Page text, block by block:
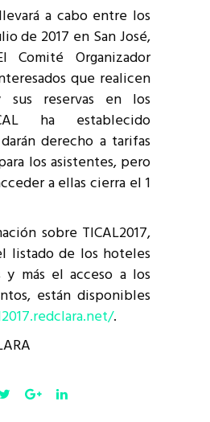
a cabo entre los
de 2017 en San José,
Comité Organizador
que realicen
reservas en los
ha establecido
derecho a tarifas
los asistentes, pero
a ellas cierra el 1
sobre TICAL2017,
listado de los hoteles
y más el acceso a los
están disponibles
.